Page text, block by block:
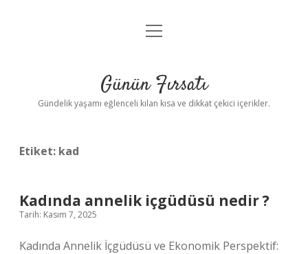
Anasayfa
Yasal Uyarı
menüyü
Günün Fırsatı
Gündelik yaşamı eğlenceli kılan kısa ve dikkat çekici içerikler.
Etiket: kad
Kadında annelik içgüdüsü nedir ?
Tarih: Kasım 7, 2025
Kadında Annelik İçgüdüsü ve Ekonomik Perspektif: